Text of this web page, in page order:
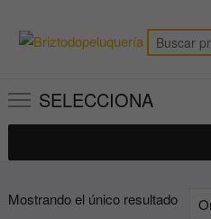
contenido
SELECCIONA
Mostrando el único resultado